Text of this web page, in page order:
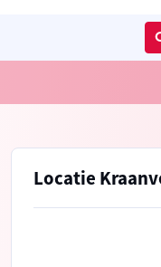
Locatie